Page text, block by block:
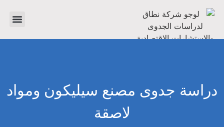
دراسة جدوى مصنع سيليكون ومواد
لاصقة